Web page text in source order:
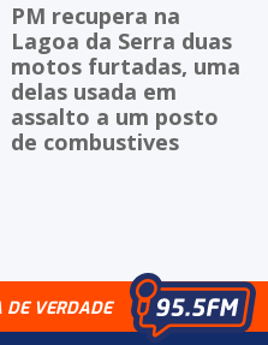
PM recupera na
Lagoa da Serra duas
motos furtadas, uma
delas usada em
assalto a um posto
de combustives
DE VERDADE